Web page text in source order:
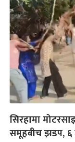
सिरहामा
समूहबीच झडप, ६